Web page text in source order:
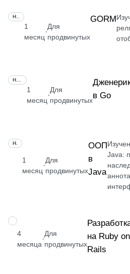
1
месяц
·
Для
продвинутых
GORM
1
месяц
·
Для
продвинутыхв Go
НАВЫК
1
месяц
·
Для
продвинутых
ООП
в
Java
Java:
НАВЫК
4
месяца
·
Для
продвинутых
на Ruby on
Rails